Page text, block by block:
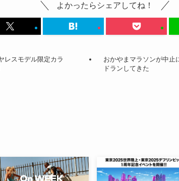
よかったらシェアしてね！
レスモデル限定カラ
おかやまマラソンが中止
ドランしてきた